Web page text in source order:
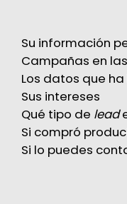
Su información
Campañas en
Los datos que
Sus intereses
Qué tipo de lead
Si compró
Si lo puedes